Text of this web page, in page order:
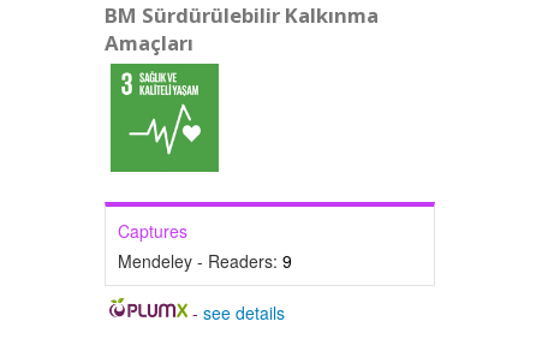
BM Sürdürülebilir Kalkınma
Amaçları
Captures
Mendeley - Readers: 9
-see details